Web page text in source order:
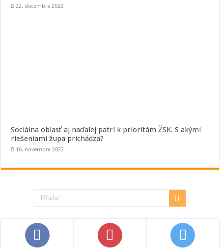
22. decembra 2022
Sociálna oblasť aj naďalej patrí k prioritám ŽSK. S akými
riešeniami župa prichádza?
16. novembra 2022